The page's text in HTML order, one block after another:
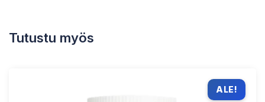
Tutustu myös
ALE!